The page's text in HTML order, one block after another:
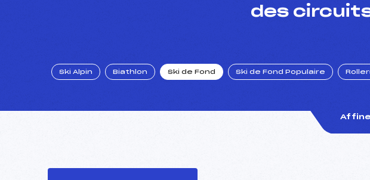
des
Ski Alpin Biathlon Ski de Fond Ski de Fond Populaire